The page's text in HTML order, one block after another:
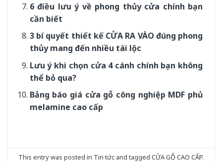
6 điều lưu ý về phong thủy cửa chính bạn
cần biết
3 bí quyết thiết kế CỬA RA VÀO đúng phong
thủy mang đến nhiều tài lộc
Lưu ý khi chọn cửa 4 cánh chính bạn không
thể bỏ qua?
Bảng báo giá cửa gỗ công nghiệp MDF phủ
melamine cao cấp
This entry was posted in Tin tức and tagged CỬA GỖ CAO CẤP.